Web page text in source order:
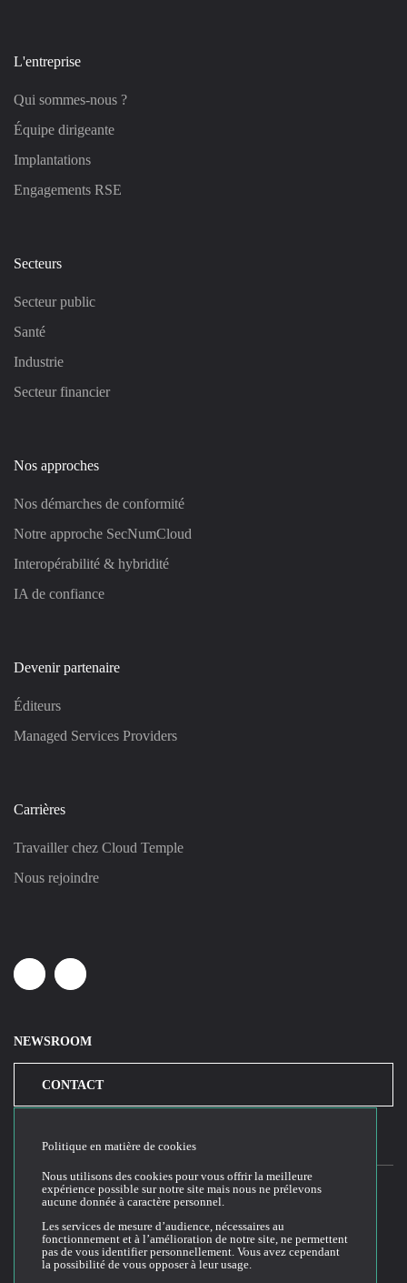
L'entreprise
Qui sommes-nous ?
Équipe dirigeante
Implantations
Engagements RSE
Secteurs
Secteur public
Santé
Industrie
Secteur financier
Nos approches
Nos démarches de conformité
Notre approche SecNumCloud
Interopérabilité & hybridité
IA de confiance
Devenir partenaire
Éditeurs
Managed Services Providers
Carrières
Travailler chez Cloud Temple
Nous rejoindre
LinkedinYoutube
NEWSROOM
CONTACT
Conditions générales d'utilisation du site web
Politique de confidentialité
Politique en matière de cookies
Nous utilisons des cookies pour vous offrir la meilleure
expérience possible sur notre site mais nous ne prélevons
aucune donnée à caractère personnel.
Les services de mesure d’audience, nécessaires au
fonctionnement et à l’amélioration de notre site, ne permettent
pas de vous identifier personnellement. Vous avez cependant
la possibilité de vous opposer à leur usage.